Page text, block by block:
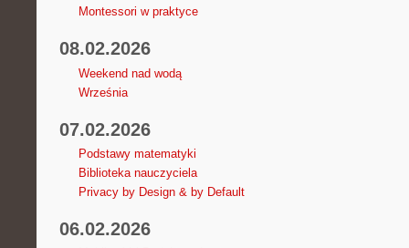
Montessori w praktyce
08.02.2026
Weekend nad wodą
Września
07.02.2026
Podstawy matematyki
Biblioteka nauczyciela
Privacy by Design & by Default
06.02.2026